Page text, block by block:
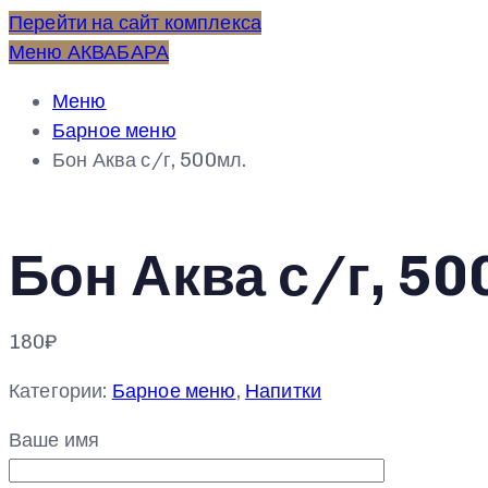
Перейти на сайт комплекса
Меню АКВАБАРА
Меню
Барное меню
Бон Аква с/г, 500мл.
Бон Аква с/г,
180₽
Категории: Барное меню, Напитки
Ваше имя